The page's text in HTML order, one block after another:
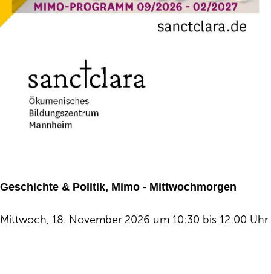
Geschichte & Politik, Mimo - Mittwochmorgen
Mittwoch, 18. November 2026 um 10:30 bis 12:00 Uhr